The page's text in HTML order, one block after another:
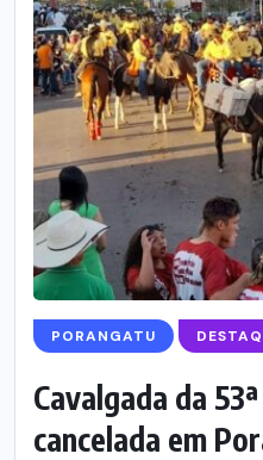
PORANGATU
Cavalgada da
cancelada em